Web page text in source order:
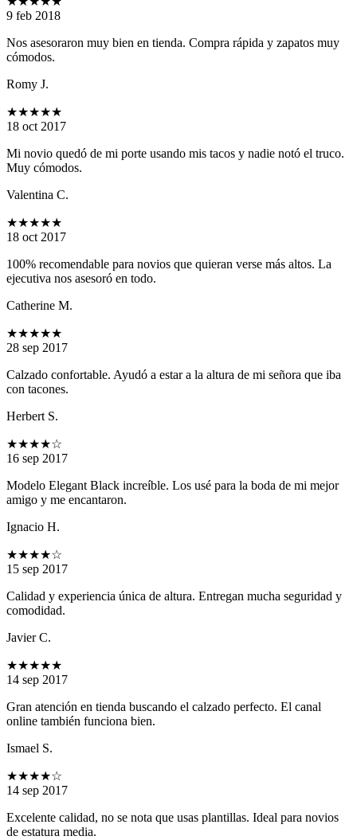
9 feb 2018
Nos asesoraron muy bien en tienda. Compra rápida y zapatos muy
cómodos.
Romy J.
★★★★★
18 oct 2017
Mi novio quedó de mi porte usando mis tacos y nadie notó el truco.
Muy cómodos.
Valentina C.
★★★★★
18 oct 2017
100% recomendable para novios que quieran verse más altos. La
ejecutiva nos asesoró en todo.
Catherine M.
★★★★★
28 sep 2017
Calzado confortable. Ayudó a estar a la altura de mi señora que iba
con tacones.
Herbert S.
★★★★☆
16 sep 2017
Modelo Elegant Black increíble. Los usé para la boda de mi mejor
amigo y me encantaron.
Ignacio H.
★★★★☆
15 sep 2017
Calidad y experiencia única de altura. Entregan mucha seguridad y
comodidad.
Javier C.
★★★★★
14 sep 2017
Gran atención en tienda buscando el calzado perfecto. El canal
online también funciona bien.
Ismael S.
★★★★☆
14 sep 2017
Excelente calidad, no se nota que usas plantillas. Ideal para novios
de estatura media.